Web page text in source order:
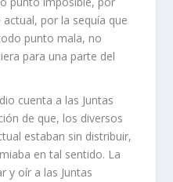
por la sequía que
punto mala, no
para una parte del
cuenta a las Juntas
de que, los diversos
estaban sin distribuir,
en tal sentido. La
y oír a las Juntas